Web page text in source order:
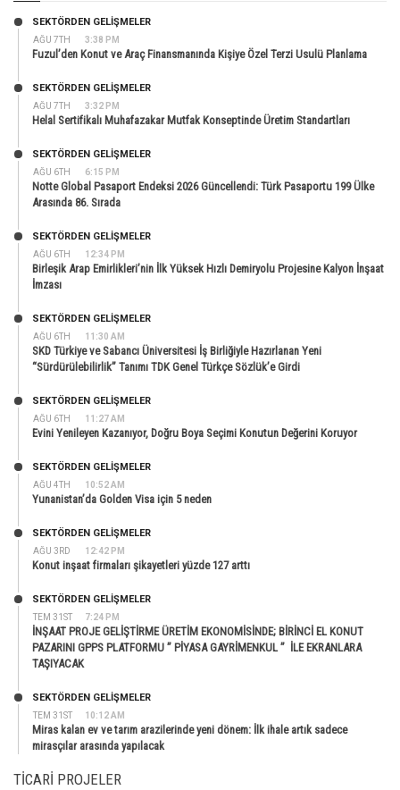
AĞU 7TH 3:38 PM
SEKTÖRDEN GELIŞMELER
Fuzul’den Konut ve Araç Finansmanında Kişiye Özel Terzi Usulü Planlama
AĞU 7TH 3:32 PM
SEKTÖRDEN GELIŞMELER
Helal Sertifikalı Muhafazakar Mutfak Konseptinde Üretim Standartları
AĞU 6TH 6:15 PM
SEKTÖRDEN GELIŞMELER
Notte Global Pasaport Endeksi 2026 Güncellendi: Türk Pasaportu 199 Ülke
Arasında 86. Sırada
AĞU 6TH 12:34 PM
SEKTÖRDEN GELIŞMELER
Birleşik Arap Emirlikleri’nin İlk Yüksek Hızlı Demiryolu Projesine Kalyon İnşaat
İmzası
AĞU 6TH 11:30 AM
SEKTÖRDEN GELIŞMELER
SKD Türkiye ve Sabancı Üniversitesi İş Birliğiyle Hazırlanan Yeni
“Sürdürülebilirlik” Tanımı TDK Genel Türkçe Sözlük’e Girdi
AĞU 6TH 11:27 AM
SEKTÖRDEN GELIŞMELER
Evini Yenileyen Kazanıyor, Doğru Boya Seçimi Konutun Değerini Koruyor
AĞU 4TH 10:52 AM
SEKTÖRDEN GELIŞMELER
Yunanistan’da Golden Visa için 5 neden
AĞU 3RD 12:42 PM
SEKTÖRDEN GELIŞMELER
Konut inşaat firmaları şikayetleri yüzde 127 arttı
TEM 31ST 7:24 PM
SEKTÖRDEN GELIŞMELER
İNŞAAT PROJE GELİŞTİRME ÜRETİM EKONOMİSİNDE; BİRİNCİ EL KONUT
PAZARINI GPPS PLATFORMU ” PİYASA GAYRİMENKUL ” İLE EKRANLARA
TAŞIYACAK
TEM 31ST 10:12 AM
SEKTÖRDEN GELIŞMELER
Miras kalan ev ve tarım arazilerinde yeni dönem: İlk ihale artık sadece
mirasçılar arasında yapılacak
TICARI PROJELER